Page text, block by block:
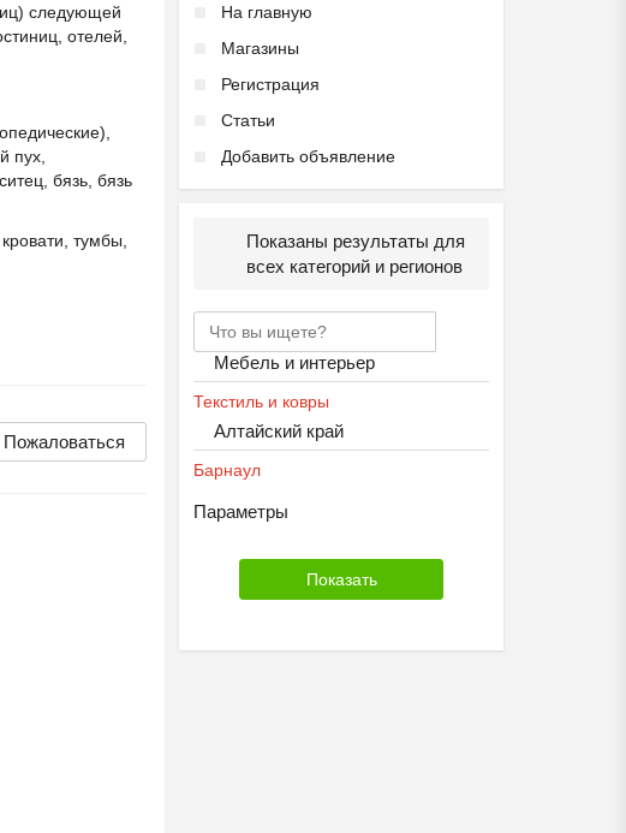
следующей
отелей,
пух,
бязь, бязь
тумбы,
Пожаловаться
На главную
Магазины
Регистрация
Статьи
Добавить объявление
Показаны результаты для
всех категорий и регионов
Мебель и интерьер
Текстиль и ковры
Алтайский край
Барнаул
Параметры